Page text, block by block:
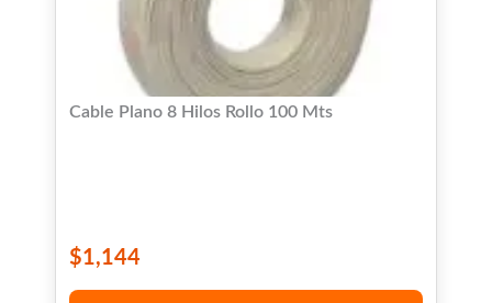
Cable Plano 8 Hilos Rollo 100 Mts
$1,144